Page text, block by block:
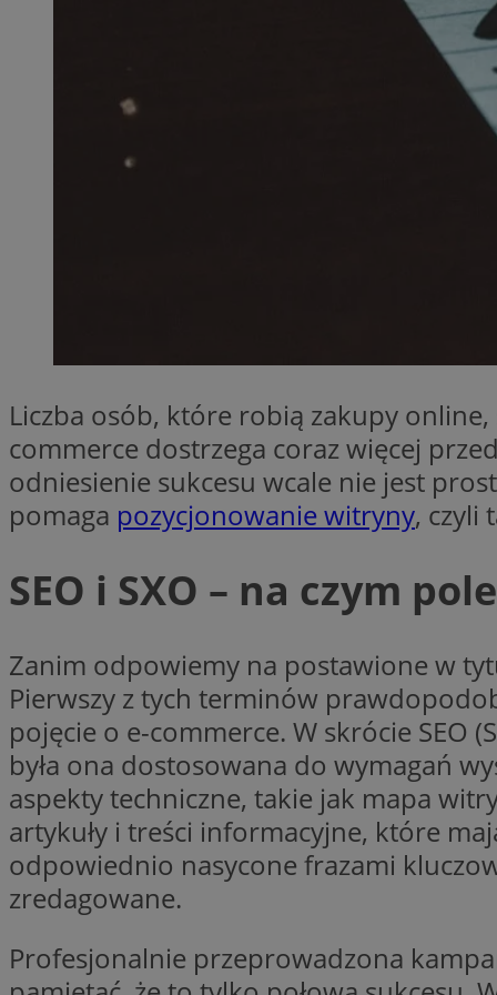
Liczba osób, które robią zakupy
commerce dostrzega coraz więcej
odniesienie sukcesu wcale nie jest
pomaga pozycjonowanie witryny, czyli
SEO i SXO – na czym
Zanim odpowiemy na postawione w
Pierwszy z tych terminów
pojęcie o e-commerce. W skrócie
była ona dostosowana do wymagań
aspekty techniczne, takie jak mapa
artykuły i treści informacyjne, które
odpowiednio nasycone frazami
zredagowane.
Profesjonalnie przeprowadzona
SessID
QeSessID
_clck
FCCDCF
__eoi
_clsk
_ga_NBM6HFESG6
__gads
MUID
ANONCHK
MR
Nazwa
__Secure-YNID